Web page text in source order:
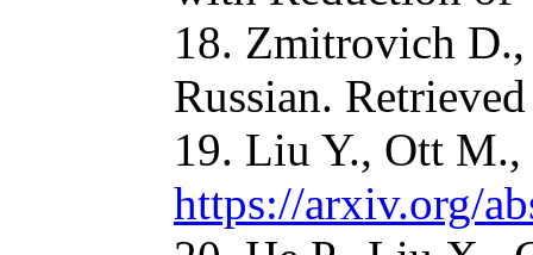
18. Zmitrovich
Russian.
19. Liu Y., Ott M.,
https://arxiv.org/